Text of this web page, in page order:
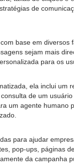
de
base em diversos
sejam mais
para os
ela inclui um
de um
um agente humano
para ajudar
pop-ups, páginas
da campanha